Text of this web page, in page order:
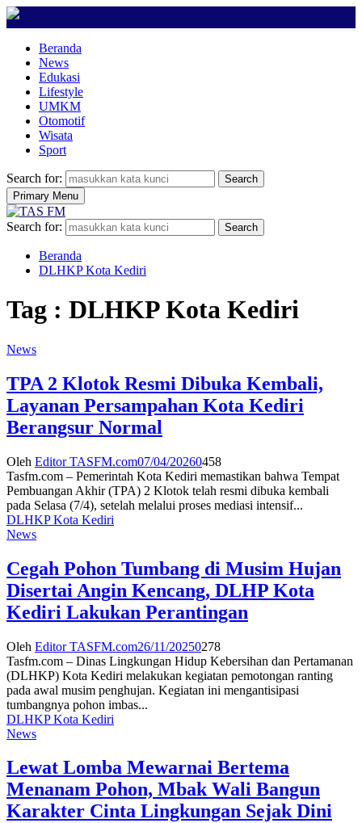
Beranda
News
Edukasi
Lifestyle
UMKM
Otomotif
Wisata
Sport
Search for:
Search
Primary Menu
Search for: Search
Beranda
DLHKP Kota Kediri
Tag : DLHKP Kota Kediri
News
TPA 2 Klotok Resmi Dibuka Kembali,
Layanan Persampahan Kota Kediri
Berangsur Normal
Oleh Editor TASFM.com07/04/20260458
Tasfm.com – Pemerintah Kota Kediri memastikan bahwa Tempat
Pembuangan Akhir (TPA) 2 Klotok telah resmi dibuka kembali
pada Selasa (7/4), setelah melalui proses mediasi intensif...
DLHKP Kota Kediri
News
Cegah Pohon Tumbang di Musim Hujan
Disertai Angin Kencang, DLHP Kota
Kediri Lakukan Perantingan
Oleh Editor TASFM.com26/11/20250278
Tasfm.com – Dinas Lingkungan Hidup Kebersihan dan Pertamanan
(DLHKP) Kota Kediri melakukan kegiatan pemotongan ranting
pada awal musim penghujan. Kegiatan ini mengantisipasi
tumbangnya pohon imbas...
DLHKP Kota Kediri
News
Lewat Lomba Mewarnai Bertema
Menanam Pohon, Mbak Wali Bangun
Karakter Cinta Lingkungan Sejak Dini